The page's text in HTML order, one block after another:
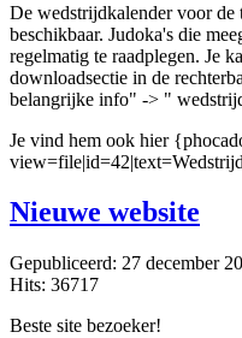
De wedstrijdkalender voor
beschikbaar. Judoka's die
regelmatig te raadplegen. Je
downloadsectie in de
belangrijke info" -> "
Je vind hem ook hier
Nieuwe website
Gepubliceerd: 27 december
Hits: 36717
Beste site bezoeker!